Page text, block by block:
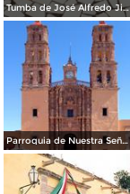
Tumba de José Alfredo Jiménez
Parroquia de Nuestra Señora de los Dolores